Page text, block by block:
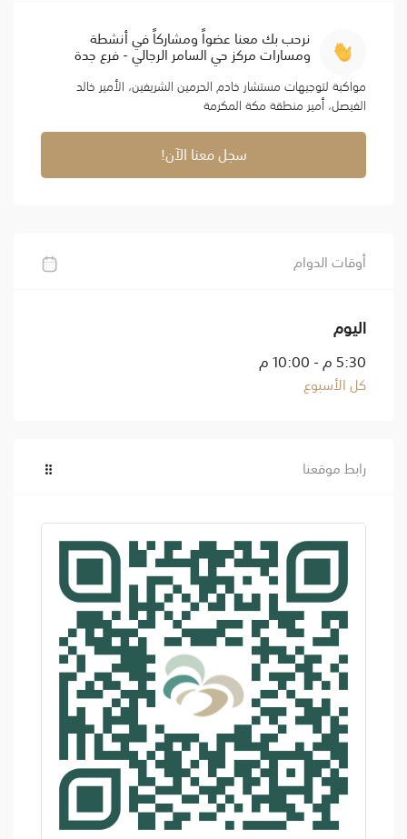
نرحب بك معنا عضواً ومشاركاً في أنشطة
ومسارات مركز حي السامر الرجالي - فرع جدة
مواكبة لتوجيهات مستشار خادم الحرمين الشريفين، الأمير خالد
الفيصل، أمير منطقة مكة المكرمة
سجل معنا الآن!
أوقات الدوام
اليوم
5:30 م - 10:00 م
كل الأسبوع
رابط موقعنا